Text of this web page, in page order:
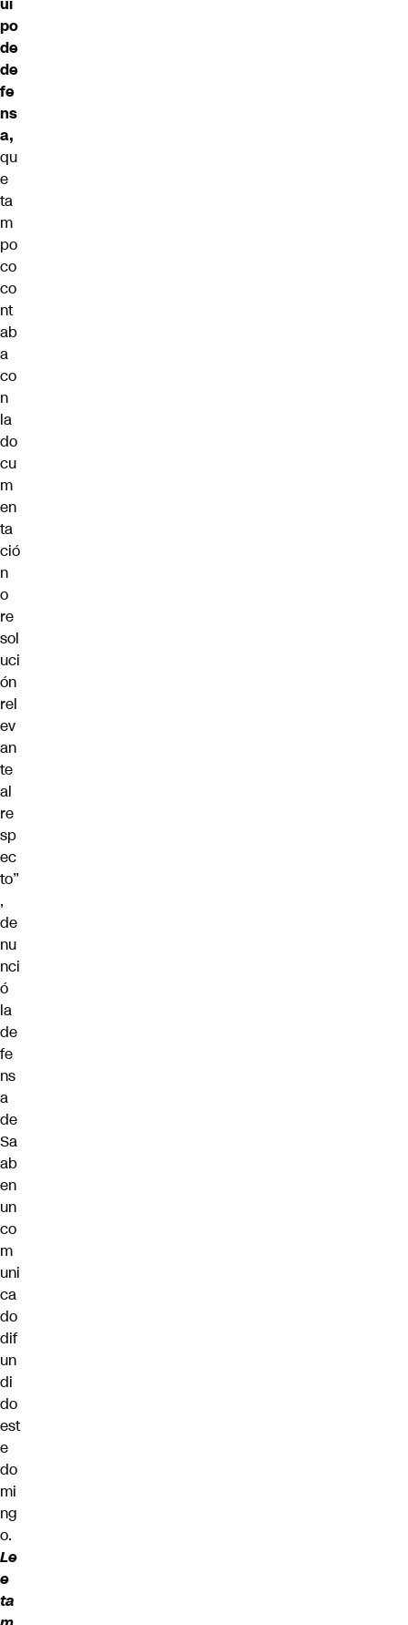
po
de
de
fe
ns
a,
qu
e
ta
m
po
co
co
nt
ab
a
co
n
la
do
cu
m
en
ta
ció
n
o
re
sol
uci
ón
rel
ev
an
te
al
re
sp
ec
to”
,
de
nu
nci
ó
la
de
fe
ns
a
de
Sa
ab
en
un
co
m
uni
ca
do
dif
un
di
do
est
e
do
mi
ng
o.
Le
e
ta